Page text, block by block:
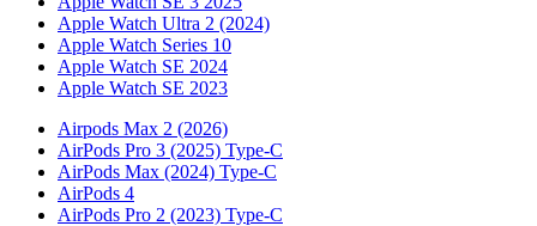
Apple Watch Ultra 2 (2024)
Apple Watch Series 10
Apple Watch SE 2024
Apple Watch SE 2023
Airpods Max 2 (2026)
AirPods Pro 3 (2025) Type-C
AirPods Max (2024) Type-C
AirPods 4
AirPods Pro 2 (2023) Type-C